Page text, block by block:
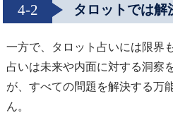
4-2 タロットでは解
一方で、タロット占いには限界
占いは未来や内面に対する洞察
が、すべての問題を解決する万
ん。